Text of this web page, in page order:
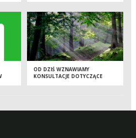
OD DZIŚ WZNAWIAMY
KONSULTACJE DOTYCZĄCE